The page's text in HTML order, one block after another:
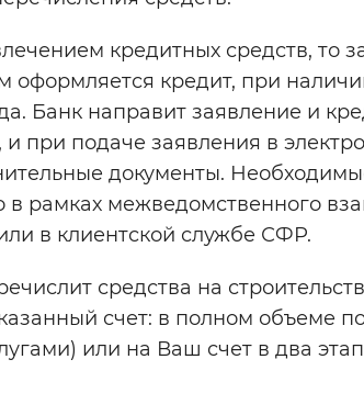
кредитных средств, то
оформляется кредит, при
Банк направит заявление и
при подаче заявления в
документы.
рамках межведомственного
в клиентской службе СФР.
средства на
счет: в полном объеме
или на Ваш счет в два